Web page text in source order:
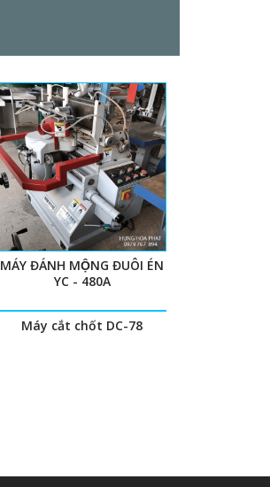
MÁY ĐÁNH MỘNG ĐUÔI ÉN
YC - 480A
Máy cắt chốt DC-78